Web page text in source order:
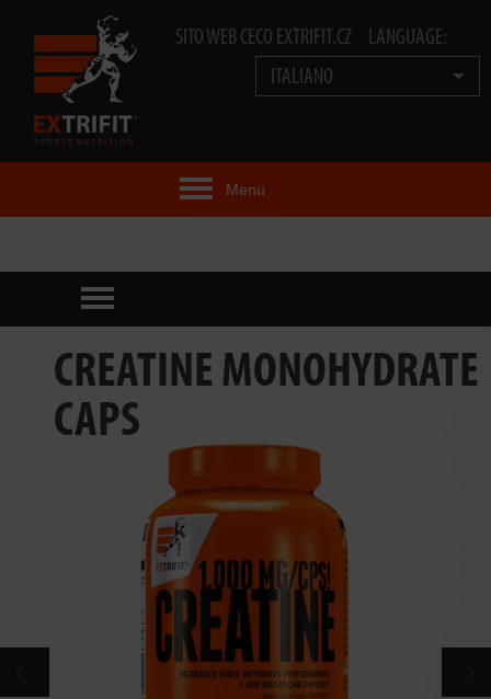
SITO WEB CECO EXTRIFIT.CZ
LANGUAGE:
ITALIANO
Menu
PRODOTTI
PRODOTTI TECNOLOGIA
EXTRIFIT® TEAM
CREATINE MONOHYDRATE
CAPS